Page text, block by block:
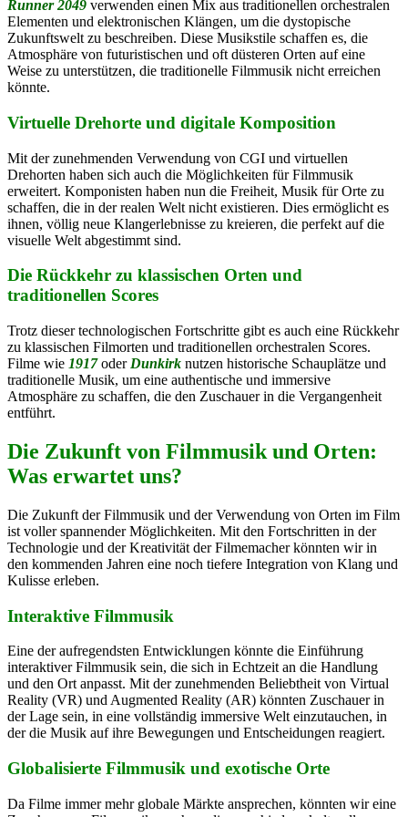
Runner 2049 verwenden einen Mix aus traditionellen orchestralen
Elementen und elektronischen Klängen, um die dystopische
Zukunftswelt zu beschreiben. Diese Musikstile schaffen es, die
Atmosphäre von futuristischen und oft düsteren Orten auf eine
Weise zu unterstützen, die traditionelle Filmmusik nicht erreichen
könnte.
Virtuelle Drehorte und digitale Komposition
Mit der zunehmenden Verwendung von CGI und virtuellen
Drehorten haben sich auch die Möglichkeiten für Filmmusik
erweitert. Komponisten haben nun die Freiheit, Musik für Orte zu
schaffen, die in der realen Welt nicht existieren. Dies ermöglicht es
ihnen, völlig neue Klangerlebnisse zu kreieren, die perfekt auf die
visuelle Welt abgestimmt sind.
Die Rückkehr zu klassischen Orten und
traditionellen Scores
Trotz dieser technologischen Fortschritte gibt es auch eine Rückkehr
zu klassischen Filmorten und traditionellen orchestralen Scores.
Filme wie 1917oder Dunkirk nutzen historische Schauplätze und
traditionelle Musik, um eine authentische und immersive
Atmosphäre zu schaffen, die den Zuschauer in die Vergangenheit
entführt.
Die Zukunft von Filmmusik und Orten:
Was erwartet uns?
Die Zukunft der Filmmusik und der Verwendung von Orten im Film
ist voller spannender Möglichkeiten. Mit den Fortschritten in der
Technologie und der Kreativität der Filmemacher könnten wir in
den kommenden Jahren eine noch tiefere Integration von Klang und
Kulisse erleben.
Interaktive Filmmusik
Eine der aufregendsten Entwicklungen könnte die Einführung
interaktiver Filmmusik sein, die sich in Echtzeit an die Handlung
und den Ort anpasst. Mit der zunehmenden Beliebtheit von Virtual
Reality (VR) und Augmented Reality (AR) könnten Zuschauer in
der Lage sein, in eine vollständig immersive Welt einzutauchen, in
der die Musik auf ihre Bewegungen und Entscheidungen reagiert.
Globalisierte Filmmusik und exotische Orte
Da Filme immer mehr globale Märkte ansprechen, könnten wir eine